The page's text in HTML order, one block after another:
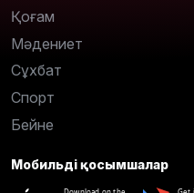
Қоғам
Мәдениет
Сұхбат
Спорт
Бейне
Мобильді қосымшалар